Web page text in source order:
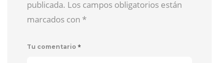
publicada. Los campos obligatorios están
marcados con *
Tu comentario *